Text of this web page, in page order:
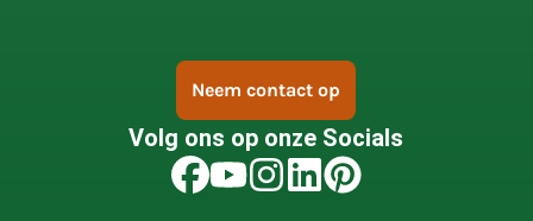
Neem contact op
Volg ons op onze Socials